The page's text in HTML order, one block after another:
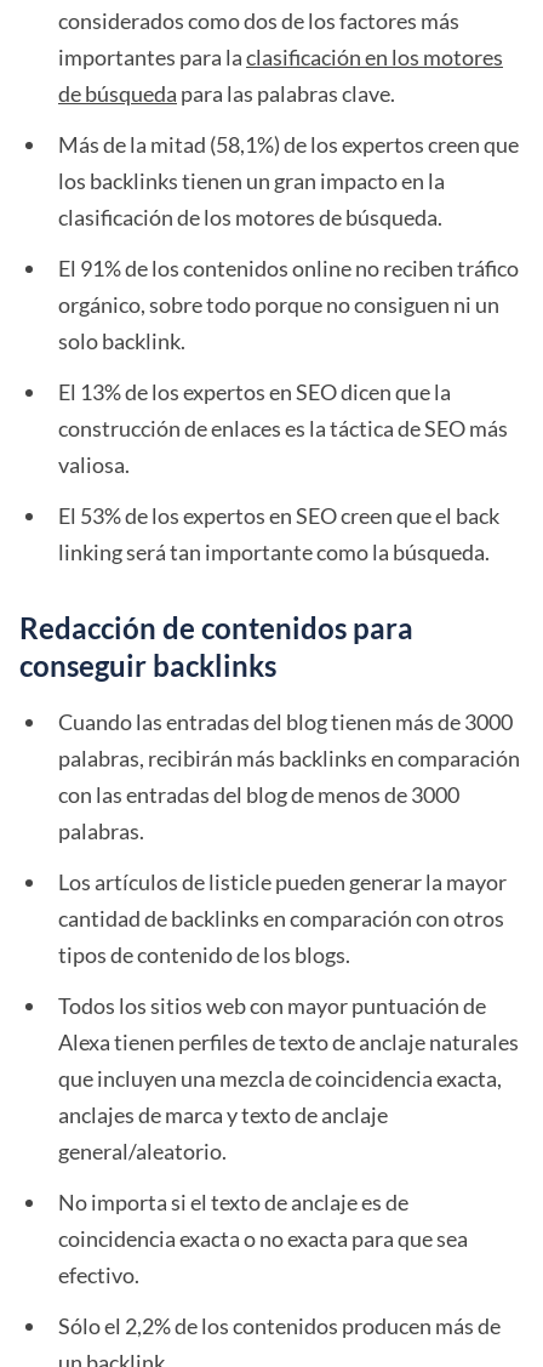
considerados como dos de los factores más
importantes para laclasificación en los motores
de búsqueda para las palabras clave.
Más de la mitad (58,1%) de los expertos creen que
los backlinks tienen un gran impacto en la
clasificación de los motores de búsqueda.
El 91% de los contenidos online no reciben tráfico
orgánico, sobre todo porque no consiguen ni un
solo backlink.
El 13% de los expertos en SEO dicen que la
construcción de enlaces es la táctica de SEO más
valiosa.
El 53% de los expertos en SEO creen que el back
linking será tan importante como la búsqueda.
Redacción de contenidos para
conseguir backlinks
Cuando las entradas del blog tienen más de 3000
palabras, recibirán más backlinks en comparación
con las entradas del blog de menos de 3000
palabras.
Los artículos de listicle pueden generar la mayor
cantidad de backlinks en comparación con otros
tipos de contenido de los blogs.
Todos los sitios web con mayor puntuación de
Alexa tienen perfiles de texto de anclaje naturales
que incluyen una mezcla de coincidencia exacta,
anclajes de marca y texto de anclaje
general/aleatorio.
No importa si el texto de anclaje es de
coincidencia exacta o no exacta para que sea
efectivo.
Sólo el 2,2% de los contenidos producen más de